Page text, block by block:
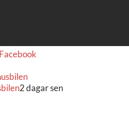
Av Stefan Janeld Det vimlar
2 dagar sen